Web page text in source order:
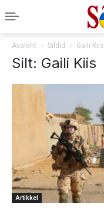
Avaleht Sildid Gaili Kiis
Silt: Gaili Kiis
Artikkel